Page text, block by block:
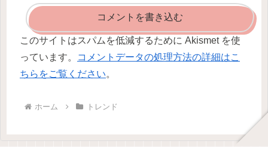
コメントを書き込む
このサイトはスパムを低減するために Akismet を使
っています。
コメントデータの処理方法の詳細はこ
ちらをご覧ください。
ホーム トレンド